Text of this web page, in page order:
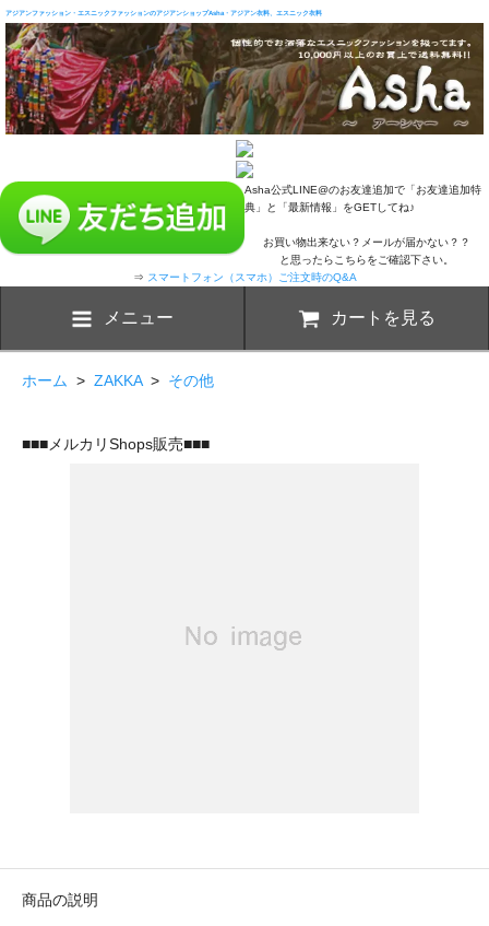
アジアンファッション・エスニックファッションのアジアンショップAsha・アジアン衣料、エスニック衣料
Asha公式LINE@のお友達追加で「お友達追加特
典」と「最新情報」をGETしてね♪
お買い物出来ない？メールが届かない？？
と思ったらこちらをご確認下さい。
⇒ スマートフォン（スマホ）ご注文時のQ&A
メニュー カートを見る
ホーム > ZAKKA> その他
■■■メルカリShops販売■■■
商品の説明